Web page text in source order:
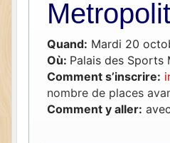
Quand: Mardi 20
Où: Palais des Sports
Comment s’inscrire:
nombre de places
Comment y aller: